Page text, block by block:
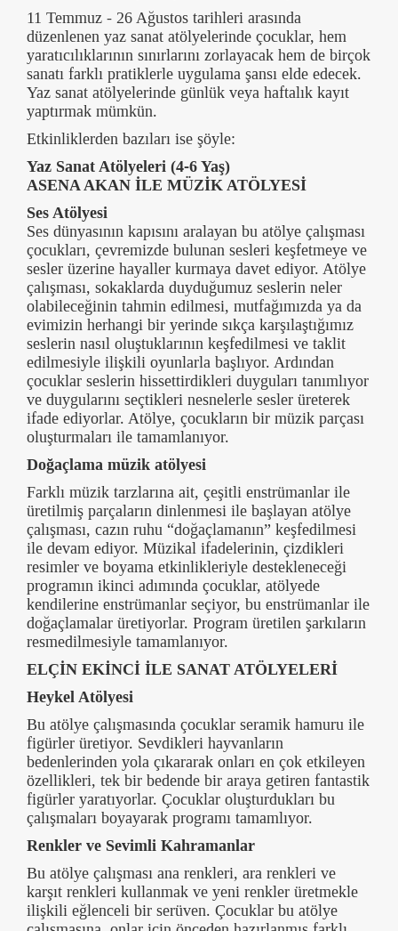
11 Temmuz - 26 Ağustos tarihleri arasında
düzenlenen yaz sanat atölyelerinde çocuklar, hem
yaratıcılıklarının sınırlarını zorlayacak hem de birçok
sanatı farklı pratiklerle uygulama şansı elde edecek.
Yaz sanat atölyelerinde günlük veya haftalık kayıt
yaptırmak mümkün.
Etkinliklerden bazıları ise şöyle:
Yaz Sanat Atölyeleri (4-6 Yaş)
ASENA AKAN İLE MÜZİK ATÖLYESİ
Ses Atölyesi
Ses dünyasının kapısını aralayan bu atölye çalışması
çocukları, çevremizde bulunan sesleri keşfetmeye ve
sesler üzerine hayaller kurmaya davet ediyor. Atölye
çalışması, sokaklarda duyduğumuz seslerin neler
olabileceğinin tahmin edilmesi, mutfağımızda ya da
evimizin herhangi bir yerinde sıkça karşılaştığımız
seslerin nasıl oluştuklarının keşfedilmesi ve taklit
edilmesiyle ilişkili oyunlarla başlıyor. Ardından
çocuklar seslerin hissettirdikleri duyguları tanımlıyor
ve duygularını seçtikleri nesnelerle sesler üreterek
ifade ediyorlar. Atölye, çocukların bir müzik parçası
oluşturmaları ile tamamlanıyor.
Doğaçlama müzik atölyesi
Farklı müzik tarzlarına ait, çeşitli enstrümanlar ile
üretilmiş parçaların dinlenmesi ile başlayan atölye
çalışması, cazın ruhu “doğaçlamanın” keşfedilmesi
ile devam ediyor. Müzikal ifadelerinin, çizdikleri
resimler ve boyama etkinlikleriyle destekleneceği
programın ikinci adımında çocuklar, atölyede
kendilerine enstrümanlar seçiyor, bu enstrümanlar ile
doğaçlamalar üretiyorlar. Program üretilen şarkıların
resmedilmesiyle tamamlanıyor.
ELÇİN EKİNCİ İLE SANAT ATÖLYELERİ
Heykel Atölyesi
Bu atölye çalışmasında çocuklar seramik hamuru ile
figürler üretiyor. Sevdikleri hayvanların
bedenlerinden yola çıkararak onları en çok etkileyen
özellikleri, tek bir bedende bir araya getiren fantastik
figürler yaratıyorlar. Çocuklar oluşturdukları bu
çalışmaları boyayarak programı tamamlıyor.
Renkler ve Sevimli Kahramanlar
Bu atölye çalışması ana renkleri, ara renkleri ve
karşıt renkleri kullanmak ve yeni renkler üretmekle
ilişkili eğlenceli bir serüven. Çocuklar bu atölye